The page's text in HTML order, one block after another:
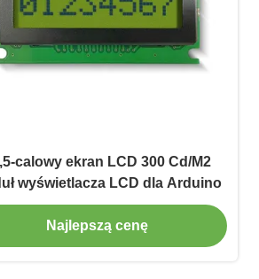
calowy ekran LCD 300 Cd/M2
wyświetlacza LCD dla Arduino
Najlepszą cenę